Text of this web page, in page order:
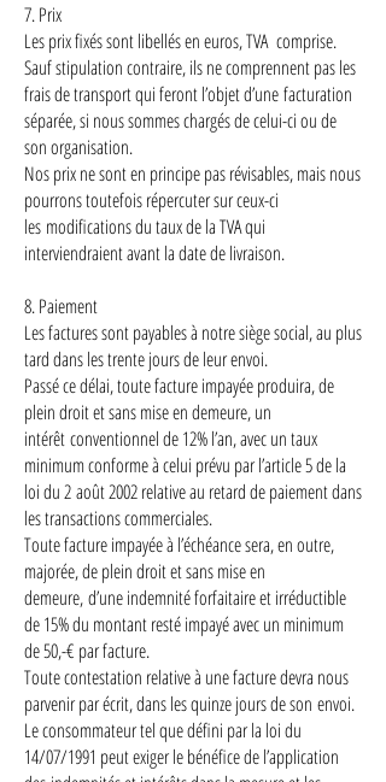
7. Prix
Les prix fixés sont libellés en euros, TVA comprise.
Sauf stipulation contraire, ils ne comprennent pas les
frais de transport qui feront l’objet d’une facturation
séparée, si nous sommes chargés de celui-ci ou de
son organisation.
Nos prix ne sont en principe pas révisables, mais nous
pourrons toutefois répercuter sur ceux-ci
les modifications du taux de la TVA qui
interviendraient avant la date de livraison.
8. Paiement
Les factures sont payables à notre siège social, au plus
tard dans les trente jours de leur envoi.
Passé ce délai, toute facture impayée produira, de
plein droit et sans mise en demeure, un
intérêt conventionnel de 12% l’an, avec un taux
minimum conforme à celui prévu par l’article 5 de la
loi du 2 août 2002 relative au retard de paiement dans
les transactions commerciales.
Toute facture impayée à l’échéance sera, en outre,
majorée, de plein droit et sans mise en
demeure, d’une indemnité forfaitaire et irréductible
de 15% du montant resté impayé avec un minimum
de 50,-€ par facture.
Toute contestation relative à une facture devra nous
parvenir par écrit, dans les quinze jours de son envoi.
Le consommateur tel que défini par la loi du
14/07/1991 peut exiger le bénéfice de l’application